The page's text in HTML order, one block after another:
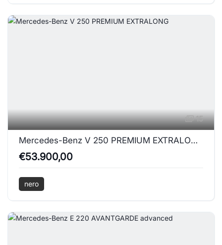
15
Mercedes-Benz V 250 PREMIUM EXTRALONG
€53.900,00
nero